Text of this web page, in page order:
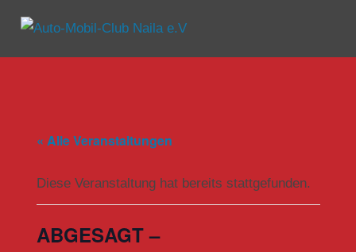
Inhalt
springen
Naila
e.V
« Alle Veranstaltungen
Diese Veranstaltung hat bereits stattgefunden.
ABGESAGT –